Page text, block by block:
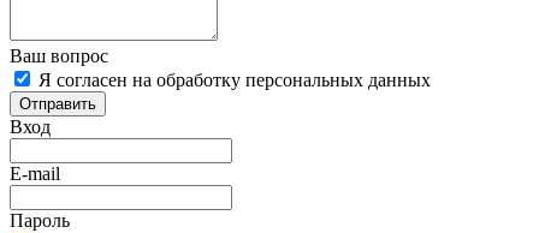
Ваш вопрос
Я согласен на обработку персональных данных
Отправить
Вход
E-mail
Пароль